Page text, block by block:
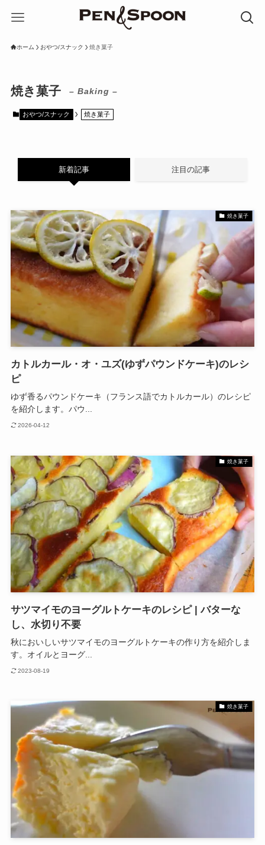
ホーム おやつ/スナック 焼き菓子
焼き菓子 – Baking –
おやつ/スナック 焼き菓子
新着記事 注目の記事
焼き菓子
カトルカール・オ・ユズ(ゆずパウンドケーキ)のレシ
ピ
ゆず香るパウンドケーキ（フランス語でカトルカール）のレシピ
を紹介します。パウ...
2026-04-12
焼き菓子
サツマイモのヨーグルトケーキのレシピ | バターな
し、水切り不要
秋においしいサツマイモのヨーグルトケーキの作り方を紹介しま
す。オイルとヨーグ...
2023-08-19
焼き菓子